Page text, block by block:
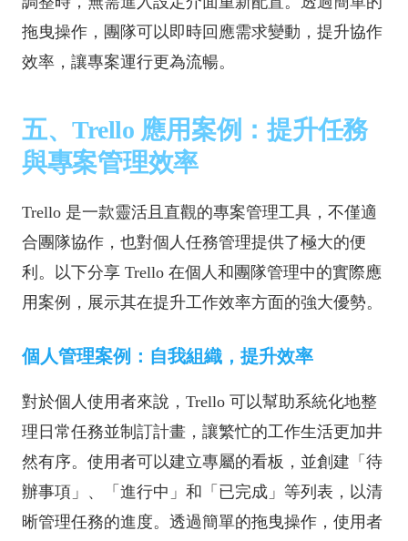
拖曳操作，團隊可以即時回應需求變動，提升協作
效率，讓專案運行更為流暢。
五、Trello 應用案例：提升任務
與專案管理效率
Trello 是一款靈活且直觀的專案管理工具，不僅適
合團隊協作，也對個人任務管理提供了極大的便
利。以下分享 Trello 在個人和團隊管理中的實際應
用案例，展示其在提升工作效率方面的強大優勢。
個人管理案例：自我組織，提升效率
對於個人使用者來說，Trello 可以幫助系統化地整
理日常任務並制訂計畫，讓繁忙的工作生活更加井
然有序。使用者可以建立專屬的看板，並創建「待
辦事項」、「進行中」和「已完成」等列表，以清
晰管理任務的進度。透過簡單的拖曳操作，使用者